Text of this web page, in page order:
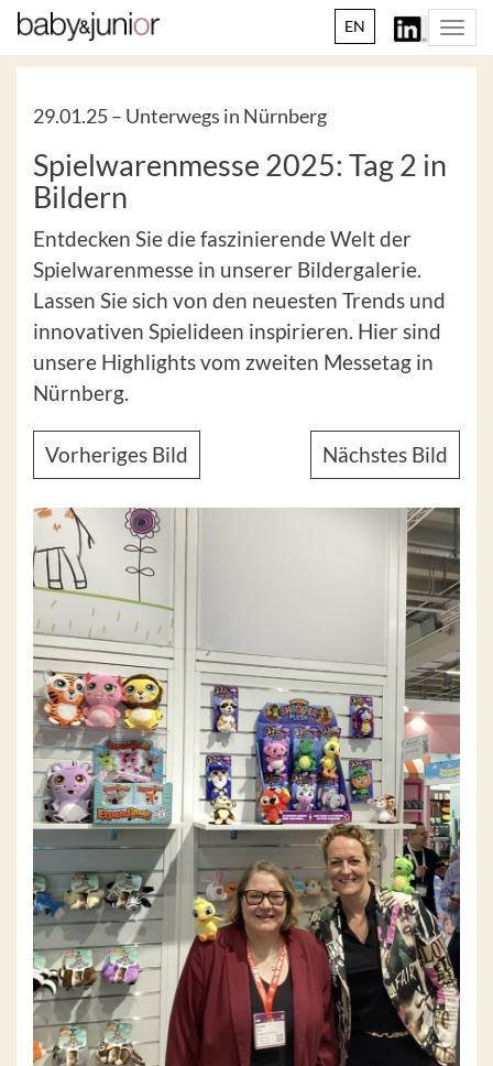
EN
29.01.25 – Unterwegs in Nürnberg
Spielwarenmesse 2025: Tag 2 in
Bildern
Entdecken Sie die faszinierende Welt der
Spielwarenmesse in unserer Bildergalerie.
Lassen Sie sich von den neuesten Trends und
innovativen Spielideen inspirieren. Hier sind
unsere Highlights vom zweiten Messetag in
Nürnberg.
Vorheriges Bild Nächstes Bild